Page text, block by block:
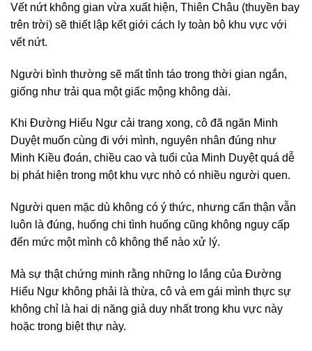
Vết nứt không gian vừa xuất hiện, Thiên Châu (thuyền bay
trên trời) sẽ thiết lập kết giới cách ly toàn bộ khu vực với
vết nứt.
Người bình thường sẽ mất tỉnh táo trong thời gian ngắn,
giống như trải qua một giấc mộng không dài.
Khi Đường Hiểu Ngư cải trang xong, cô đã ngăn Minh
Duyệt muốn cùng đi với mình, nguyên nhân đúng như
Minh Kiều đoán, chiều cao và tuổi của Minh Duyệt quá dễ
bị phát hiện trong một khu vực nhỏ có nhiều người quen.
Người quen mặc dù không có ý thức, nhưng cẩn thận vẫn
luôn là đúng, huống chi tình huống cũng không nguy cấp
đến mức một mình cô không thể nào xử lý.
Mà sự thật chứng minh rằng những lo lắng của Đường
Hiểu Ngư không phải là thừa, cô và em gái mình thực sự
không chỉ là hai dị năng giả duy nhất trong khu vực này
hoặc trong biệt thự này.